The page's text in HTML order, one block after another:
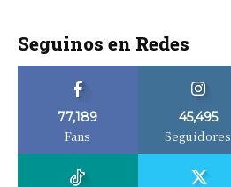
Seguinos en Redes
77,189
Fans
45,495
Seguidores